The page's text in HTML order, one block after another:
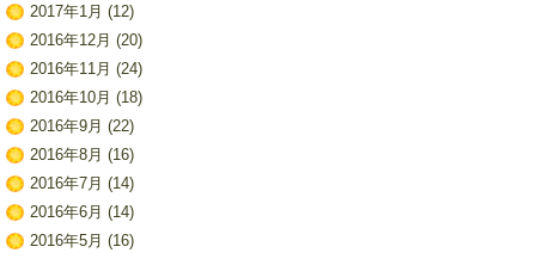
2017年1月 (12)
2016年12月 (20)
2016年11月 (24)
2016年10月 (18)
2016年9月 (22)
2016年8月 (16)
2016年7月 (14)
2016年6月 (14)
2016年5月 (16)